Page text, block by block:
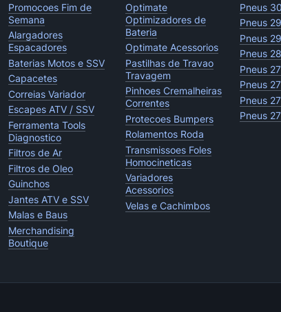
Promocoes Fim de
Semana
Alargadores
Espacadores
Baterias Motos e SSV
Capacetes
Correias Variador
Escapes ATV / SSV
Ferramenta Tools
Diagnostico
Filtros de Ar
Filtros de Oleo
Guinchos
Jantes ATV e SSV
Malas e Baus
Merchandising
Boutique
Optimate
Optimizadores de
Bateria
Optimate Acessorios
Pastilhas de Travao
Travagem
Pinhoes Cremalheiras
Correntes
Protecoes Bumpers
Rolamentos Roda
Transmissoes Foles
Homocineticas
Variadores
Acessorios
Velas e Cachimbos
Pneus
Pneus
Pneus
Pneus
Pneus
Pneus
Pneus
Pneus